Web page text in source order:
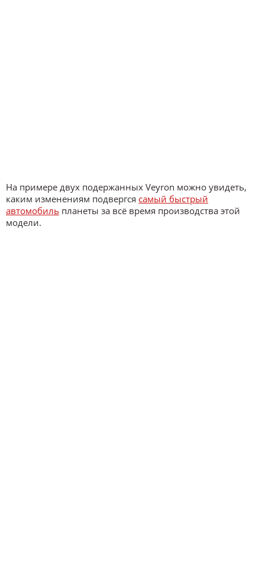
На примере двух подержанных Veyron можно увидеть,
каким изменениям подвергся самый быстрый
автомобиль планеты за всё время производства этой
модели.